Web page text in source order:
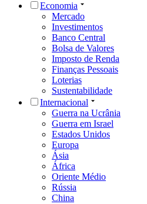
Economia
Mercado
Investimentos
Banco Central
Bolsa de Valores
Imposto de Renda
Finanças Pessoais
Loterias
Sustentabilidade
Internacional
Guerra na Ucrânia
Guerra em Israel
Estados Unidos
Europa
Ásia
África
Oriente Médio
Rússia
China